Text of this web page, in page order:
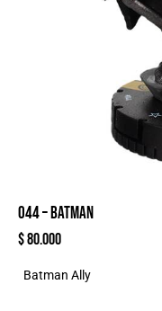
044 – BATMAN
$80.000
Batman Ally